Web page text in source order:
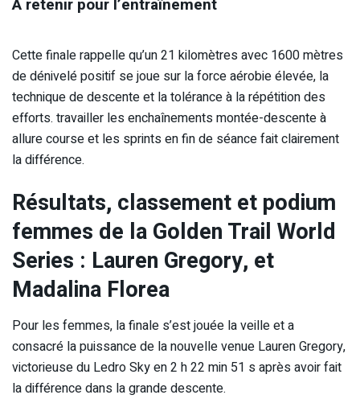
A retenir pour l’entraînement
Cette finale rappelle qu’un 21 kilomètres avec 1600 mètres
de dénivelé positif se joue sur la force aérobie élevée, la
technique de descente et la tolérance à la répétition des
efforts. travailler les enchaînements montée-descente à
allure course et les sprints en fin de séance fait clairement
la différence.
Résultats, classement et podium
femmes de la Golden Trail World
Series : Lauren Gregory, et
Madalina Florea
Pour les femmes, la finale s’est jouée la veille et a
consacré la puissance de la nouvelle venue Lauren Gregory,
victorieuse du Ledro Sky en 2 h 22 min 51 s après avoir fait
la différence dans la grande descente.